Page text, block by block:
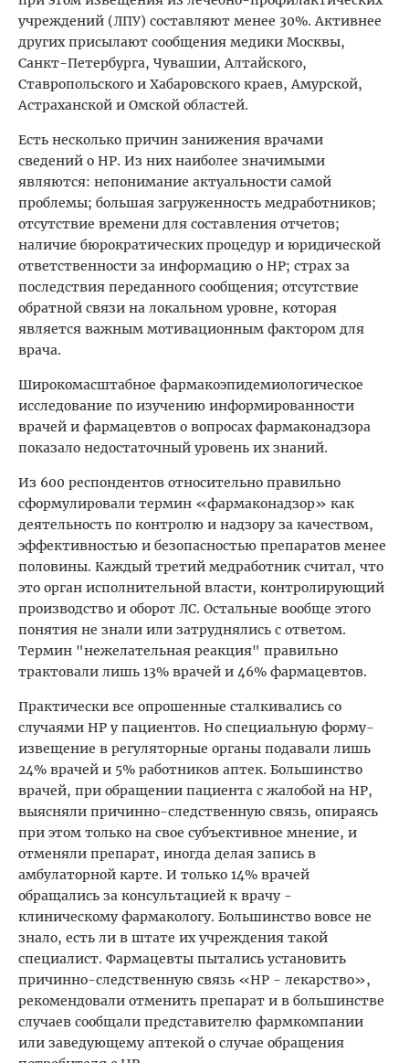
учреждений (ЛПУ) составляют менее 30%. Активнее
других присылают сообщения медики Москвы,
Санкт-Петербурга, Чувашии, Алтайского,
Ставропольского и Хабаровского краев, Амурской,
Астраханской и Омской областей.
Есть несколько причин занижения врачами
сведений о НР. Из них наиболее значимыми
являются: непонимание актуальности самой
проблемы; большая загруженность медработников;
отсутствие времени для составления отчетов;
наличие бюрократических процедур и юридической
ответственности за информацию о НР; страх за
последствия переданного сообщения; отсутствие
обратной связи на локальном уровне, которая
является важным мотивационным фактором для
врача.
Широкомасштабное фармакоэпидемиологическое
исследование по изучению информированности
врачей и фармацевтов о вопросах фармаконадзора
показало недостаточный уровень их знаний.
Из 600 респондентов относительно правильно
сформулировали термин «фармаконадзор» как
деятельность по контролю и надзору за качеством,
эффективностью и безопасностью препаратов менее
половины. Каждый третий медработник считал, что
это орган исполнительной власти, контролирующий
производство и оборот ЛС. Остальные вообще этого
понятия не знали или затруднялись с ответом.
Термин "нежелательная реакция" правильно
трактовали лишь 13% врачей и 46% фармацевтов.
Практически все опрошенные сталкивались со
случаями НР у пациентов. Но специальную форму-
извещение в регуляторные органы подавали лишь
24% врачей и 5% работников аптек. Большинство
врачей, при обращении пациента с жалобой на НР,
выясняли причинно-следственную связь, опираясь
при этом только на свое субъективное мнение, и
отменяли препарат, иногда делая запись в
амбулаторной карте. И только 14% врачей
обращались за консультацией к врачу -
клиническому фармакологу. Большинство вовсе не
знало, есть ли в штате их учреждения такой
специалист. Фармацевты пытались установить
причинно-следственную связь «НР - лекарство»,
рекомендовали отменить препарат и в большинстве
случаев сообщали представителю фармкомпании
или заведующему аптекой о случае обращения